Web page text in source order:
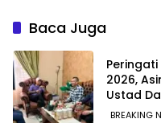
Nasional 2026
Baca Juga
2026,
Ustad
Run
BREAKING